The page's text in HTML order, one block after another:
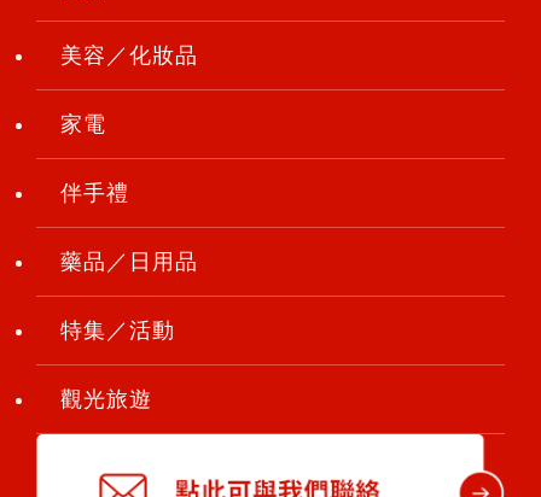
美容／化妝品
家電
伴手禮
藥品／日用品
特集／活動
觀光旅遊